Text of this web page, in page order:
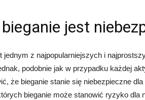
jest
jednym z najpopularniejszych i
podobnie jak w przypadku każdej
że bieganie stanie się niebezpieczne
bieganie może stanowić ryzyko dla